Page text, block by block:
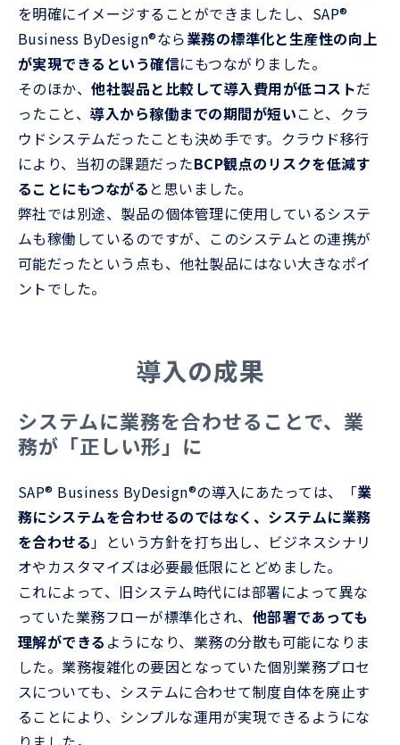
を明確にイメージすることができましたし、SAP®
Business ByDesign®なら業務の標準化と生産性の向上
が実現できるという確信にもつながりました。
そのほか、他社製品と比較して導入費用が低コストだ
ったこと、導入から稼働までの期間が短いこと、クラ
ウドシステムだったことも決め手です。クラウド移行
により、当初の課題だったBCP観点のリスクを低減す
ることにもつながる と思いました。
弊社では別途、製品の個体管理に使用しているシステ
ムも稼働しているのですが、このシステムとの連携が
可能だったという点も、他社製品にはない大きなポイ
ントでした。
導入の成果
システムに業務を合わせることで、業
務が「正しい形」に
SAP® Business ByDesign®の導入にあたっては、「業
務にシステムを合わせるのではなく、システムに業務
を合わせる 」という方針を打ち出し、ビジネスシナリ
オやカスタマイズは必要最低限にとどめました。
これによって、旧システム時代には部署によって異な
っていた業務フローが標準化され、 他部署であっても
理解ができる ようになり、業務の分散も可能になりま
した。業務複雑化の要因となっていた個別業務プロセ
スについても、システムに合わせて制度自体を廃止す
ることにより、シンプルな運用が実現できるようにな